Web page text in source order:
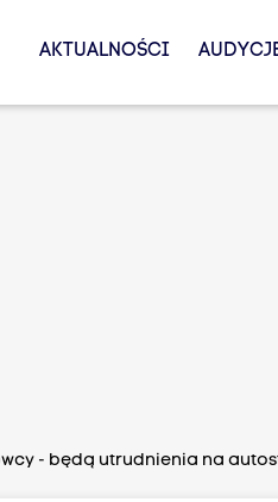
AKTUALNOŚCI
- będą utrudnienia na